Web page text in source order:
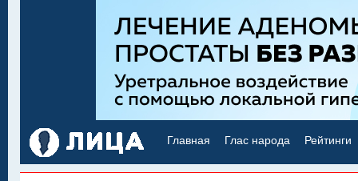
Главная Глас народа Рейтинги